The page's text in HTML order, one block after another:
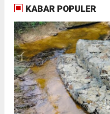
KABAR POPULER